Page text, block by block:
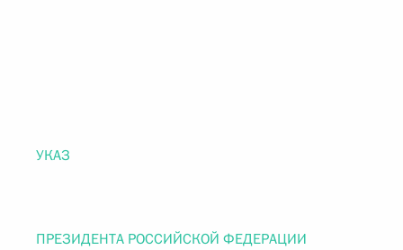
УКАЗ
ПРЕЗИДЕНТА РОССИЙСКОЙ ФЕДЕРАЦИИ